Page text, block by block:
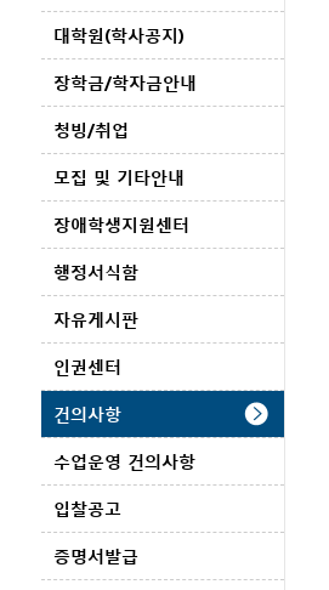
대학원(학사공지)
장학금/학자금안내
청빙/취업
모집 및 기타안내
장애학생지원센터
행정서식함
자유게시판
인권센터
건의사항
수업운영 건의사항
입찰공고
증명서발급